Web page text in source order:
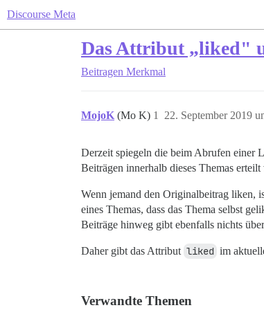
Discourse Meta
Das Attribut „liked"
Beitragen Merkmal
MojoK (Mo K) 22. September 2019
1
Derzeit spiegeln die beim Abrufen einer
Beiträgen innerhalb dieses Themas
Wenn jemand den Originalbeitrag liken,
eines Themas, dass das Thema selbst
Beiträge hinweg gibt ebenfalls nichts
Daher gibt das Attribut liked im
Verwandte Themen